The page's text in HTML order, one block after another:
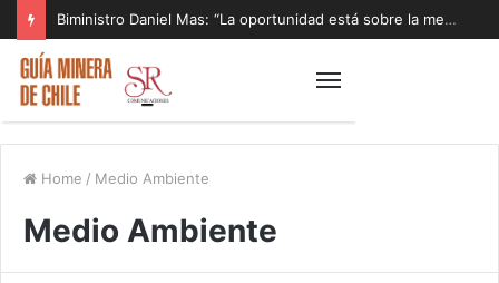
Biministro Daniel Mas: “La oportunidad está sobre la mesa y tenemos que aprovecharla”
Home / Medio Ambiente
Medio Ambiente